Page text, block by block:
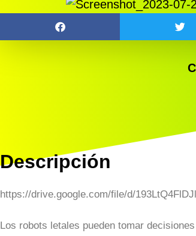
Descripción
https://drive.google.com/file/d/
Los robots letales pueden tomar